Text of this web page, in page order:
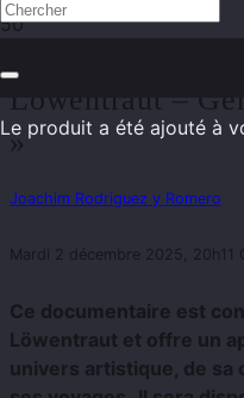
Le produit a été ajouté à
Löwentraut –
»
Joachim Rodriguez y Romero
Mardi 2 décembre 2025, 20h11
Ce documentaire est
Löwentraut et offre un
univers artistique, de sa